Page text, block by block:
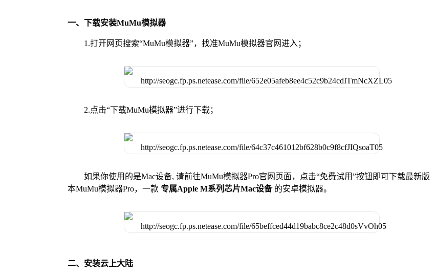
一、下载安装MuMu模拟器
1.打开网页搜索“MuMu模拟器”，找准MuMu模拟器官网进入；
2.点击“下载MuMu模拟器”进行下载；
如果你使用的是Mac设备, 请前往MuMu模拟器Pro官网页面，点击“免费试用”按钮即可下载最新版
本MuMu模拟器Pro，一款 专属Apple M系列芯片Mac设备 的安卓模拟器。
二、安装云上大陆